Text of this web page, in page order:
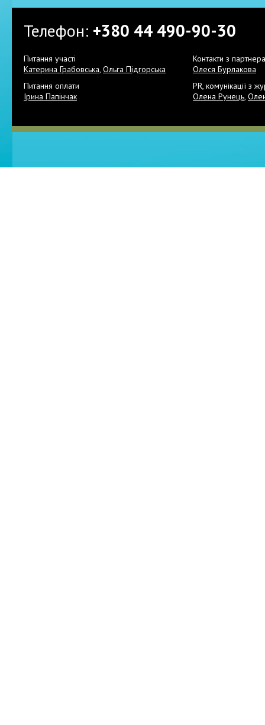
Телефон: +380 44 490-90-30
Питання участі
Катерина Грабовська Ольга Підгорська
Контакти з
Олеся Бурлакова
Питання оплати
Ірина Папінчак
PR, комунікації з
Олена Рунець